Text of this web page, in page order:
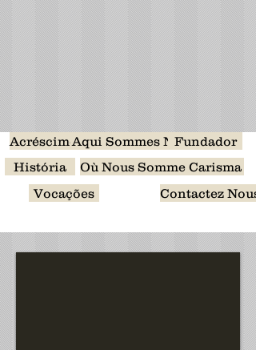
AcréscimoAqui Sommes NousFundador
História
Où Nous SommesCarisma
Vocações
Contactez Nous